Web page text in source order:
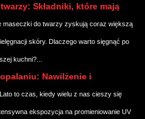
Składniki, które mają
maseczki do twarzy zyskują coraz większą
skóry. Dlaczego warto sięgnąć po
kuchni?...
Nawilżenie i
Lato to czas, kiedy wielu z nas cieszy się
ekspozycja na promieniowanie UV